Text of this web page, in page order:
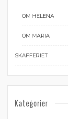
OM HELENA
OM MARIA
SKAFFERIET
Kategorier